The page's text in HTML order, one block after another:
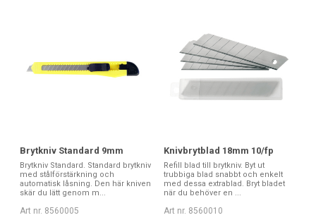
Brytkniv Standard 9mm
Brytkniv Standard. Standard brytkniv
med stålförstärkning och
automatisk låsning. Den här kniven
skär du lätt genom m...
Art nr. 8560005
Knivbrytblad 18mm 10/fp
Refill blad till brytkniv. Byt ut
trubbiga blad snabbt och enkelt
med dessa extrablad. Bryt bladet
när du behöver en ...
Art nr. 8560010